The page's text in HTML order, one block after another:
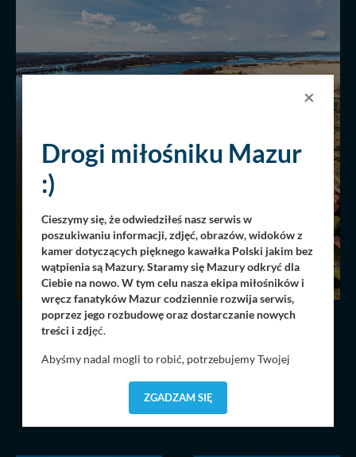
INNE PANORAMY Z TEJ KATEGORII
452 )
ZOBACZ WSZYSTKIE
×
Drogi miłośniku Mazur
:)
Cieszymy się, że odwiedziłeś nasz serwis w
poszukiwaniu informacji, zdjęć, obrazów, widoków z
kamer dotyczących pięknego kawałka Polski jakim bez
wątpienia są Mazury. Staramy się Mazury odkryć dla
Ciebie na nowo. W tym celu nasza ekipa miłośników i
wręcz fanatyków Mazur codziennie rozwija serwis,
poprzez jego rozbudowę oraz dostarczanie nowych
treści i zdjęć.
Abyśmy nadal mogli to robić, potrzebujemy Twojej
dostosować do Twoich preferencji. Twoje dane (w tym
pliki cookies) będą zapisywane w celu usprawnienia
ZGADZAM SIĘ